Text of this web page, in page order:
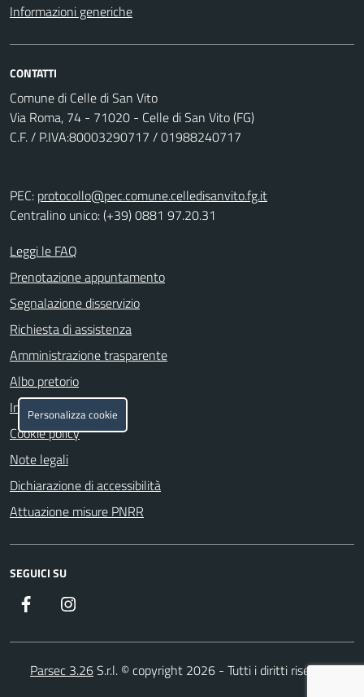
Informazioni generiche
CONTATTI
Comune di Celle di San Vito
Via Roma, 74 - 71020 - Celle di San Vito (FG)
C.F. / P.IVA:80003290717 / 01988240717
PEC: protocollo@pec.comune.celledisanvito.fg.it
Centralino unico: (+39) 0881 97.20.31
Leggi le FAQ
Prenotazione appuntamento
Segnalazione disservizio
Richiesta di assistenza
Amministrazione trasparente
Albo pretorio
Informativa privacy
Cookie policy
Note legali
Dichiarazione di accessibilità
Attuazione misure PNRR
SEGUICI SU
Facebook
Parsec 3.26S.r.l. © copyright 2026 - Tutti i diritti riservati
Personalizza cookie